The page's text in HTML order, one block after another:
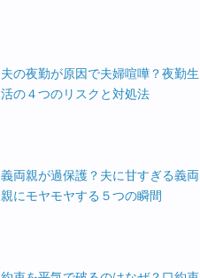
夫の夜勤が原因で夫婦喧嘩？夜勤生
活の４つのリスクと対処法
義両親が過保護？夫に甘すぎる義両
親にモヤモヤする５つの瞬間